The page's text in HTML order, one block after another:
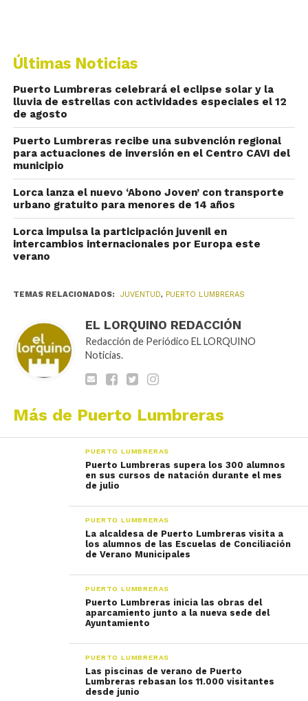
Últimas Noticias
Puerto Lumbreras celebrará el eclipse solar y la
lluvia de estrellas con actividades especiales el 12
de agosto
Puerto Lumbreras recibe una subvención regional
para actuaciones de inversión en el Centro CAVI del
municipio
Lorca lanza el nuevo ‘Abono Joven’ con transporte
urbano gratuito para menores de 14 años
Lorca impulsa la participación juvenil en
intercambios internacionales por Europa este
verano
TEMAS RELACIONADOS: JUVENTUD, PUERTO LUMBRERAS
EL LORQUINO REDACCIÓN
Redacción de Periódico EL LORQUINO
Noticias.
Más de Puerto Lumbreras
PUERTO LUMBRERAS
Puerto Lumbreras supera los 300 alumnos
en sus cursos de natación durante el mes
de julio
PUERTO LUMBRERAS
La alcaldesa de Puerto Lumbreras visita a
los alumnos de las Escuelas de Conciliación
de Verano Municipales
PUERTO LUMBRERAS
Puerto Lumbreras inicia las obras del
aparcamiento junto a la nueva sede del
Ayuntamiento
PUERTO LUMBRERAS
Las piscinas de verano de Puerto
Lumbreras rebasan los 11.000 visitantes
desde junio